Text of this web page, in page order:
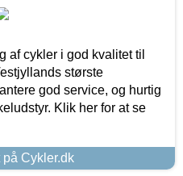
af cykler i god kvalitet til
største
god service, og hurtig
Klik her for at se
Cykler.dk